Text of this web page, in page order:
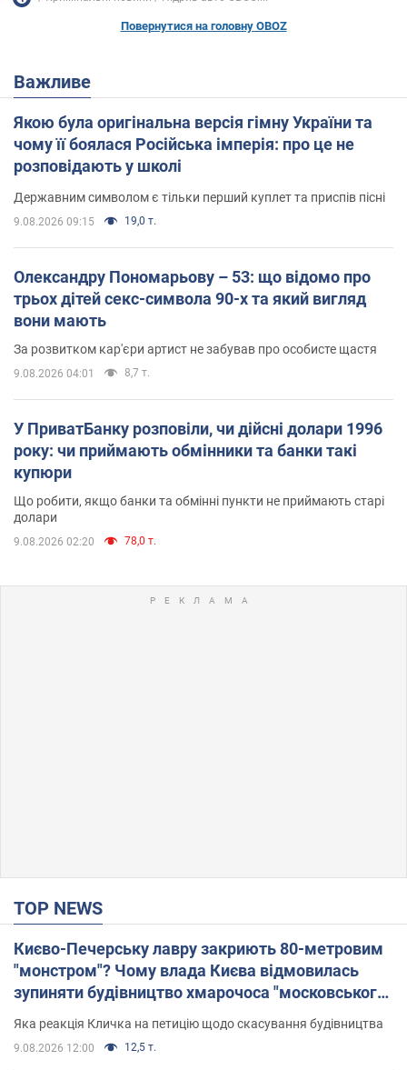
Повернутися на головну OBOZ
Важливе
Якою була оригінальна версія гімну України та
чому її боялася Російська імперія: про це не
розповідають у школі
Державним символом є тільки перший куплет та приспів пісні
9.08.2026 09:15 19,0 т.
Олександру Пономарьову – 53: що відомо про
трьох дітей секс-символа 90-х та який вигляд
вони мають
За розвитком кар'єри артист не забував про особисте щастя
9.08.2026 04:01 8,7 т.
У ПриватБанку розповіли, чи дійсні долари 1996
року: чи приймають обмінники та банки такі
купюри
Що робити, якщо банки та обмінні пункти не приймають старі
долари
9.08.2026 02:20 78,0 т.
TOP NEWS
Києво-Печерську лавру закриють 80-метровим
"монстром"? Чому влада Києва відмовилась
зупиняти будівництво хмарочоса "московського
вірянина"
Яка реакція Кличка на петицію щодо скасування будівництва
9.08.2026 12:00 12,5 т.